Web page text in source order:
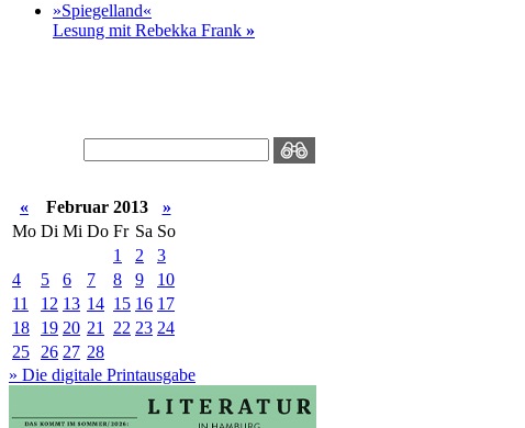
»Spiegelland«
Lesung mit Rebekka Frank »
« Februar 2013
»
Mo Di Mi Do Fr Sa So
1
2
3
4
5 6 7 8 9
10
11
12 13 14 15 16 17
18
19 20 21 22 23 24
25
26 27 28
» Die digitale Printausgabe